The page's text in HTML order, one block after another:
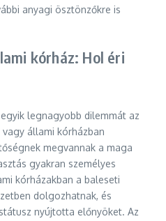
anyagi ösztönzőkre is
kórház: Hol éri
legnagyobb dilemmát az
állami kórházban
megvannak a maga
gyakran személyes
kórházakban a baleseti
dolgozhatnak, és
nyújtotta előnyöket. Az